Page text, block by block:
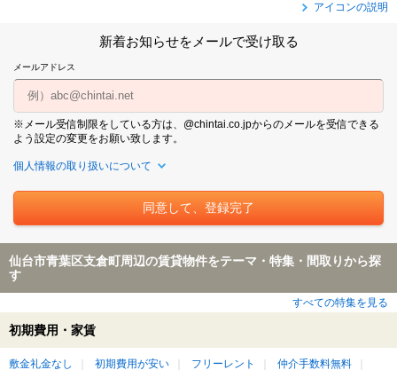
アイコンの説明
新着お知らせをメールで受け取る
メールアドレス
※メール受信制限をしている方は、@chintai.co.jpからのメールを受信できる
よう設定の変更をお願い致します。
個人情報の取り扱いについて
仙台市青葉区支倉町周辺の賃貸物件をテーマ・特集・間取りから探
す
すべての特集を見る
初期費用・家賃
敷金礼金なし 初期費用が安い フリーレント
仲介手数料無料